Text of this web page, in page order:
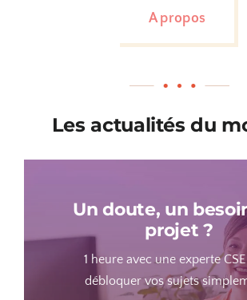
A propos
Les actualités du
Un doute, un
projet ?
1 heure avec une experte
débloquer vos sujets